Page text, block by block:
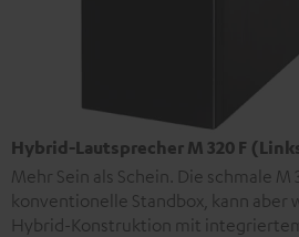
Hybrid-Lautsprecher M 320 F
Mehr Sein als Schein. Die schmale M
konventionelle Standbox, kann aber
Hybrid-Konstruktion mit